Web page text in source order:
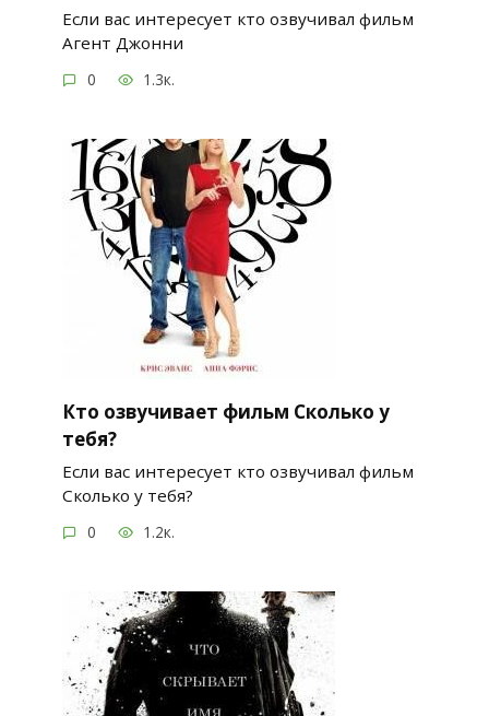
Если вас интересует кто озвучивал фильм
Агент Джонни
0 1.3к.
Кто озвучивает фильм Сколько у
тебя?
Если вас интересует кто озвучивал фильм
Сколько у тебя?
0 1.2к.